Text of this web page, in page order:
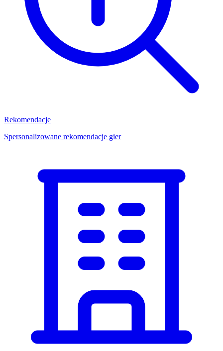
Rekomendacje
Spersonalizowane rekomendacje gier